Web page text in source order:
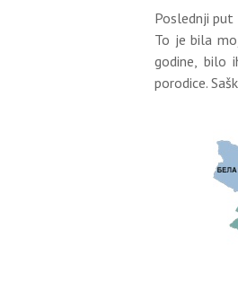
Poslednji
To je bila
godine, bilo
porodice.